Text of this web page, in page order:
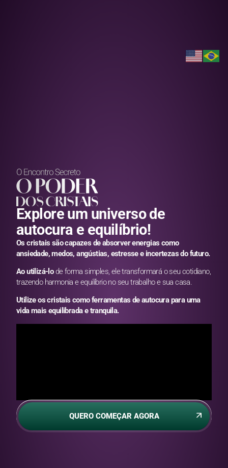
Explore um universo de
autocura e equilíbrio!
Os cristais são capazes de absorver energias como
ansiedade, medos, angústias, estresse e incertezas do futuro.
Ao utilizá-lode forma simples, ele transformará o seu cotidiano,
trazendo harmonia e equilíbrio no seu trabalho e sua casa.
Utilize os cristais como ferramentas de autocura para uma
vida mais equilibrada e tranquila.
QUERO COMEÇAR AGORA